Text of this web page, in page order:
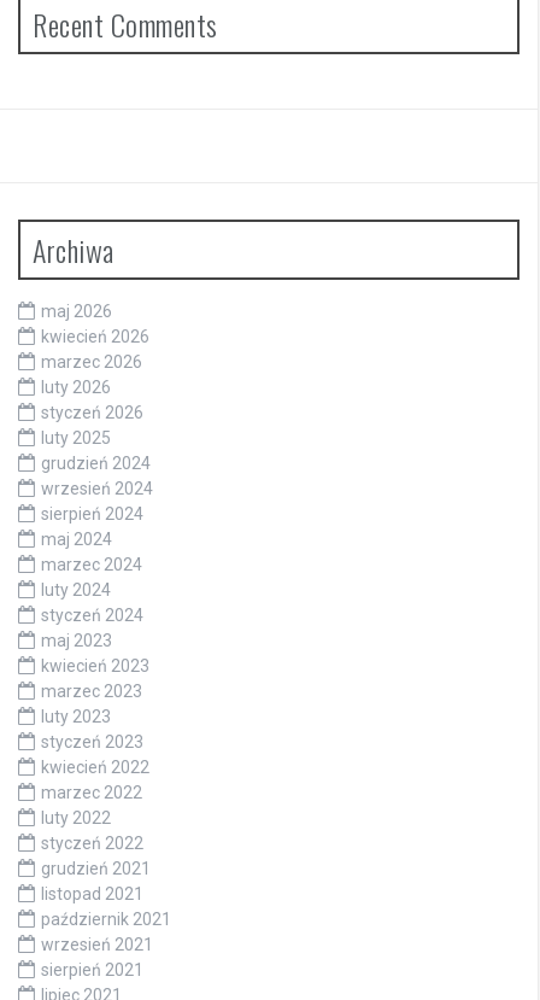
Recent Comments
Archiwa
maj 2026
kwiecień 2026
marzec 2026
luty 2026
styczeń 2026
luty 2025
grudzień 2024
wrzesień 2024
sierpień 2024
maj 2024
marzec 2024
luty 2024
styczeń 2024
maj 2023
kwiecień 2023
marzec 2023
luty 2023
styczeń 2023
kwiecień 2022
marzec 2022
luty 2022
styczeń 2022
grudzień 2021
listopad 2021
październik 2021
wrzesień 2021
sierpień 2021
lipiec 2021